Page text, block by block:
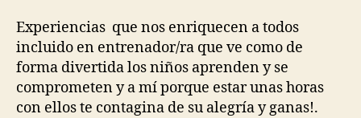
Experiencias que nos enriquecen a todos
incluido en entrenador/ra que ve como de
forma divertida los niños aprenden y se
comprometen y a mí porque estar unas horas
con ellos te contagina de su alegría y ganas!.